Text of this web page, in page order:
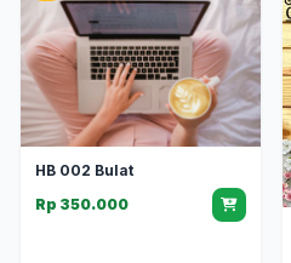
HB 002 Bulat
Rp 350.000